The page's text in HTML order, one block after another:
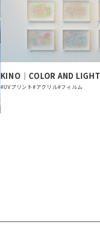
KINO｜COLOR AND LIGHT
#UVプリント#アクリル#フィルム